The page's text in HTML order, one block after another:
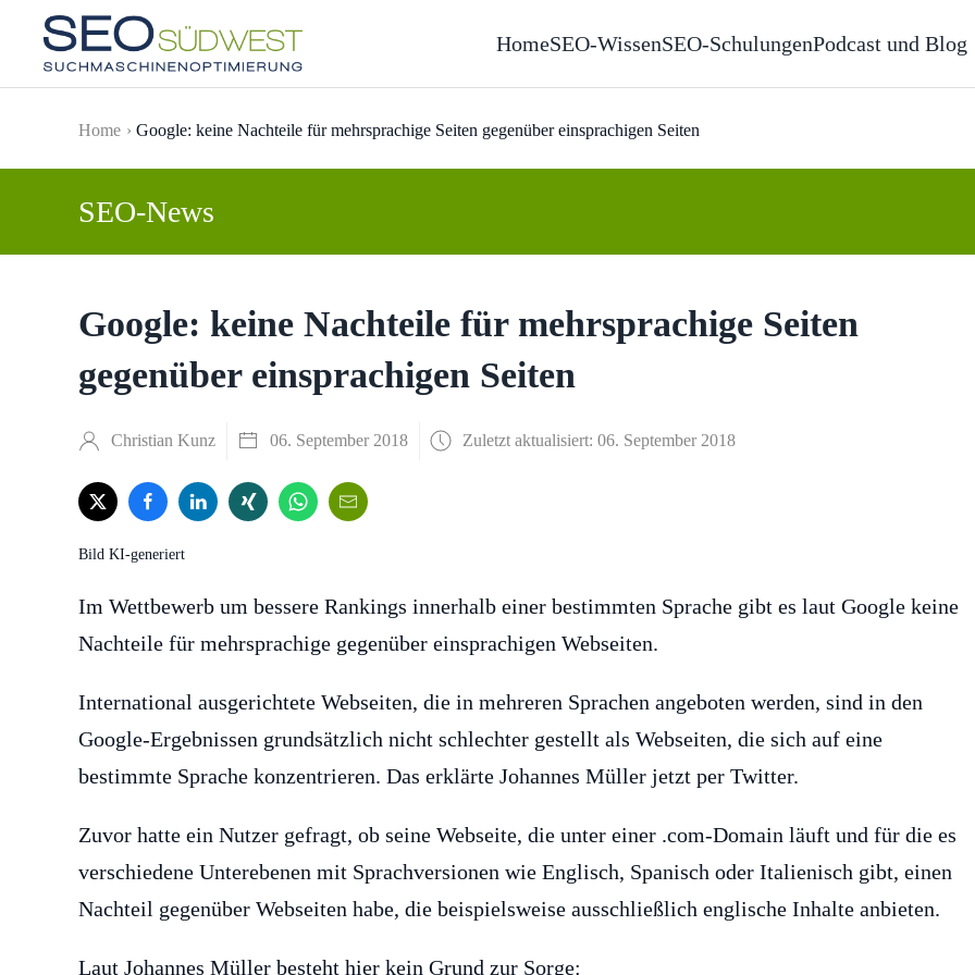
Skip to main content
HomeSEO-WissenSEO-SchulungenPodcast und Blog
Home Google: keine Nachteile für mehrsprachige Seiten gegenüber einsprachigen Seiten
SEO-News
Google: keine Nachteile für mehrsprachige Seiten
gegenüber einsprachigen Seiten
Christian Kunz 06. September 2018 Zuletzt aktualisiert: 06. September 2018
Bild KI-generiert
Im Wettbewerb um bessere Rankings innerhalb einer bestimmten Sprache gibt es laut Google keine
Nachteile für mehrsprachige gegenüber einsprachigen Webseiten.
International ausgerichtete Webseiten, die in mehreren Sprachen angeboten werden, sind in den
Google-Ergebnissen grundsätzlich nicht schlechter gestellt als Webseiten, die sich auf eine
bestimmte Sprache konzentrieren. Das erklärte Johannes Müller jetzt per Twitter.
Zuvor hatte ein Nutzer gefragt, ob seine Webseite, die unter einer .com-Domain läuft und für die es
verschiedene Unterebenen mit Sprachversionen wie Englisch, Spanisch oder Italienisch gibt, einen
Nachteil gegenüber Webseiten habe, die beispielsweise ausschließlich englische Inhalte anbieten.
Laut Johannes Müller besteht hier kein Grund zur Sorge: